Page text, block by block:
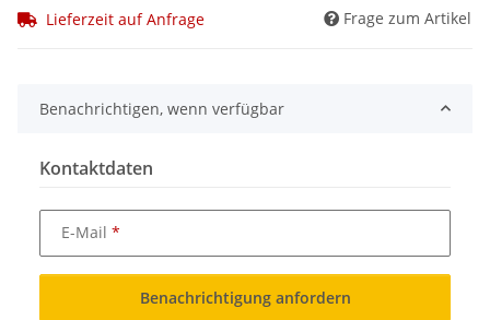
Lieferzeit auf Anfrage Frage zum Artikel
Benachrichtigen, wenn verfügbar
Kontaktdaten
E-Mail
Benachrichtigung anfordern